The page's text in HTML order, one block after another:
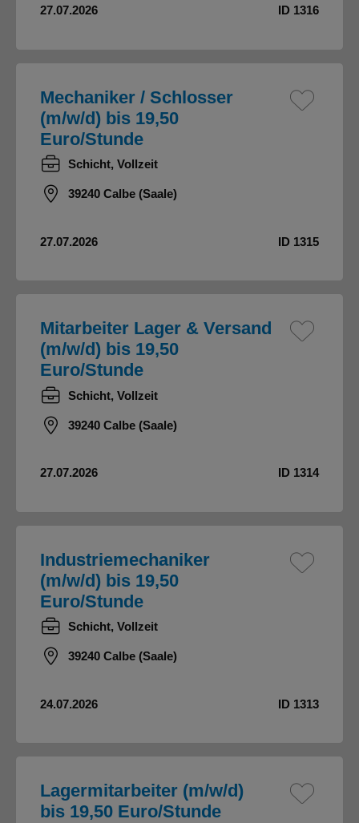
27.07.2026 ID 1316
Mechaniker / Schlosser
(m/w/d) bis 19,50
Euro/Stunde
Schicht, Vollzeit
39240 Calbe (Saale)
27.07.2026 ID 1315
Mitarbeiter Lager & Versand
(m/w/d) bis 19,50
Euro/Stunde
Schicht, Vollzeit
39240 Calbe (Saale)
27.07.2026 ID 1314
Industriemechaniker
(m/w/d) bis 19,50
Euro/Stunde
Schicht, Vollzeit
39240 Calbe (Saale)
24.07.2026 ID 1313
Lagermitarbeiter (m/w/d)
bis 19,50 Euro/Stunde